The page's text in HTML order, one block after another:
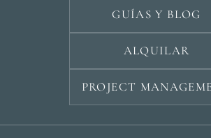
GUÍAS Y BLOG
ALQUILAR
PROJECT